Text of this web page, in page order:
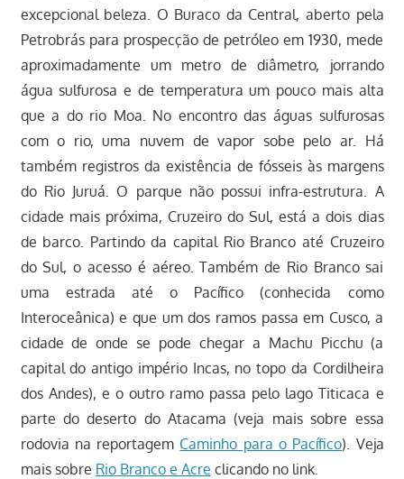
excepcional beleza. O Buraco da Central, aberto pela
Petrobrás para prospecção de petróleo em 1930, mede
aproximadamente um metro de diâmetro, jorrando
água sulfurosa e de temperatura um pouco mais alta
que a do rio Moa. No encontro das águas sulfurosas
com o rio, uma nuvem de vapor sobe pelo ar. Há
também registros da existência de fósseis às margens
do Rio Juruá. O parque não possui infra-estrutura. A
cidade mais próxima, Cruzeiro do Sul, está a dois dias
de barco. Partindo da capital Rio Branco até Cruzeiro
do Sul, o acesso é aéreo. Também de Rio Branco sai
uma estrada até o Pacífico (conhecida como
Interoceânica) e que um dos ramos passa em Cusco, a
cidade de onde se pode chegar a Machu Picchu (a
capital do antigo império Incas, no topo da Cordilheira
dos Andes), e o outro ramo passa pelo lago Titicaca e
parte do deserto do Atacama (veja mais sobre essa
rodovia na reportagem Caminho para o Pacífico). Veja
mais sobre Rio Branco e Acre clicando no link.